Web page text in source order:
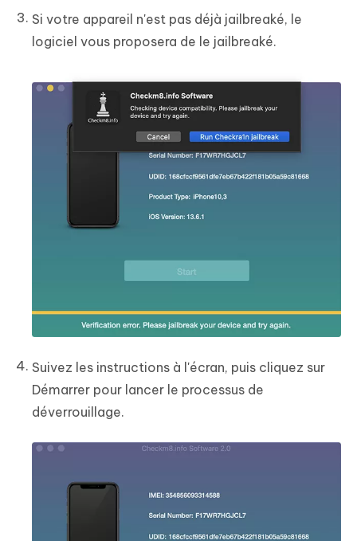
Si votre appareil n'est pas déjà jailbreaké, le
logiciel vous proposera de le jailbreaké.
Suivez les instructions à l'écran, puis cliquez sur
Démarrer pour lancer le processus de
déverrouillage.